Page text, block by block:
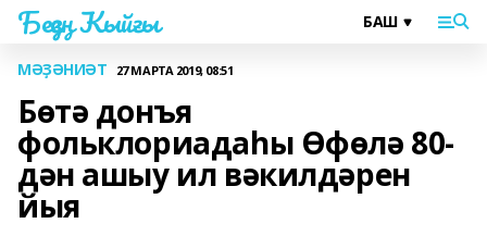
Беҙҙең Ҡыйғы
МӘҘӘНИӘТ 27 МАРТА 2019, 08:51
Бөтә донъя
фольклориадаһы Өфөлә 80-
дән ашыу ил вәкилдәрен
йыя